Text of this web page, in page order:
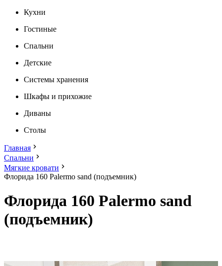
Кухни
Гостиные
Спальни
Детские
Системы хранения
Шкафы и прихожие
Диваны
Столы
Главная
Спальни
Мягкие кровати
Флорида 160 Palermo sand (подъемник)
Флорида 160 Palermo sand
(подъемник)